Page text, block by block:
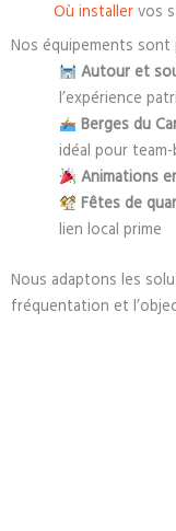
Où installer vos
Nos équipements sont
Autour et
l’expérience
Berges du
idéal pour
Animations
Fêtes de
lien local prime
Nous adaptons les
fréquentation et